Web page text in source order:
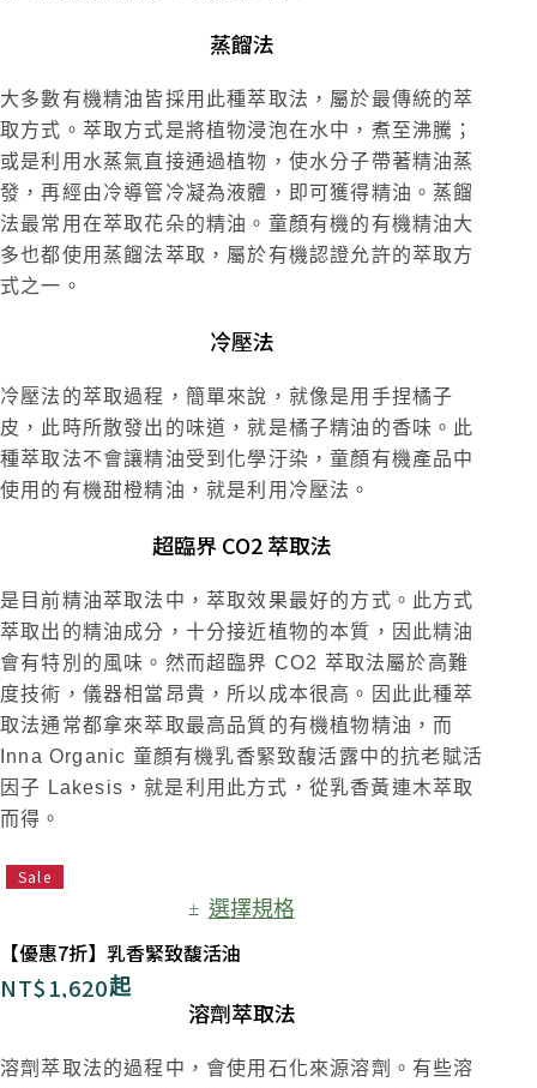
蒸餾法
大多數有機精油皆採用此種萃取法，屬於最傳統的萃
取方式。萃取方式是將植物浸泡在水中，煮至沸騰；
或是利用水蒸氣直接通過植物，使水分子帶著精油蒸
發，再經由冷導管冷凝為液體，即可獲得精油。蒸餾
法最常用在萃取花朵的精油。童顏有機的有機精油大
多也都使用蒸餾法萃取，屬於有機認證允許的萃取方
式之一。
冷壓法
冷壓法的萃取過程，簡單來說，就像是用手捏橘子
皮，此時所散發出的味道，就是橘子精油的香味。此
種萃取法不會讓精油受到化學汙染，童顏有機產品中
使用的有機甜橙精油，就是利用冷壓法。
超臨界 CO2 萃取法
是目前精油萃取法中，萃取效果最好的方式。此方式
萃取出的精油成分，十分接近植物的本質，因此精油
會有特別的風味。然而超臨界 CO2 萃取法屬於高難
度技術，儀器相當昂貴，所以成本很高。因此此種萃
取法通常都拿來萃取最高品質的有機植物精油，而
Inna Organic 童顏有機乳香緊致馥活露中的抗老賦活
因子 Lakesis，就是利用此方式，從乳香黃連木萃取
而得。
Sale
選擇規格
【優惠7折】乳香緊致馥活油
NT$1,620起
溶劑萃取法
溶劑萃取法的過程中，會使用石化來源溶劑。有些溶